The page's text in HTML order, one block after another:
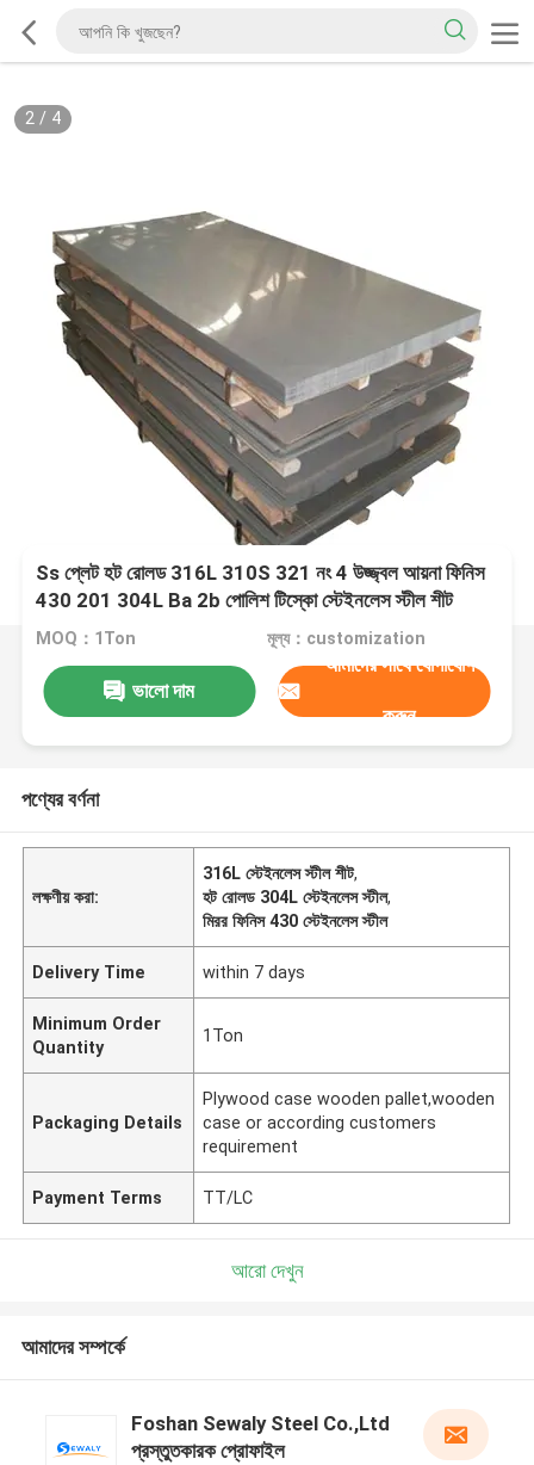
2/ 4
Ss প্লেট হট রোলড 316L 310S 321 নং 4 উজ্জ্বল আয়না ফিনিস
430 201 304L Ba 2b পোলিশ টিস্কো স্টেইনলেস স্টীল শীট
MOQ：1Ton মূল্য：customization
ভালো দাম
আমাদের সাথে যোগাযোগ
করুন
পণ্যের বর্ণনা
লক্ষণীয় করা:
316L স্টেইনলেস স্টীল শীট,
হট রোলড 304L স্টেইনলেস স্টীল,
মিরর ফিনিস 430 স্টেইনলেস স্টীল
Delivery Time within 7 days
Minimum Order
Quantity
1Ton
Packaging Details
Plywood case wooden pallet,wooden
case or according customers
requirement
Payment Terms TT/LC
আরো দেখুন
আমাদের সম্পর্কে
Foshan Sewaly Steel Co.,Ltd
প্রস্তুতকারক প্রোফাইল